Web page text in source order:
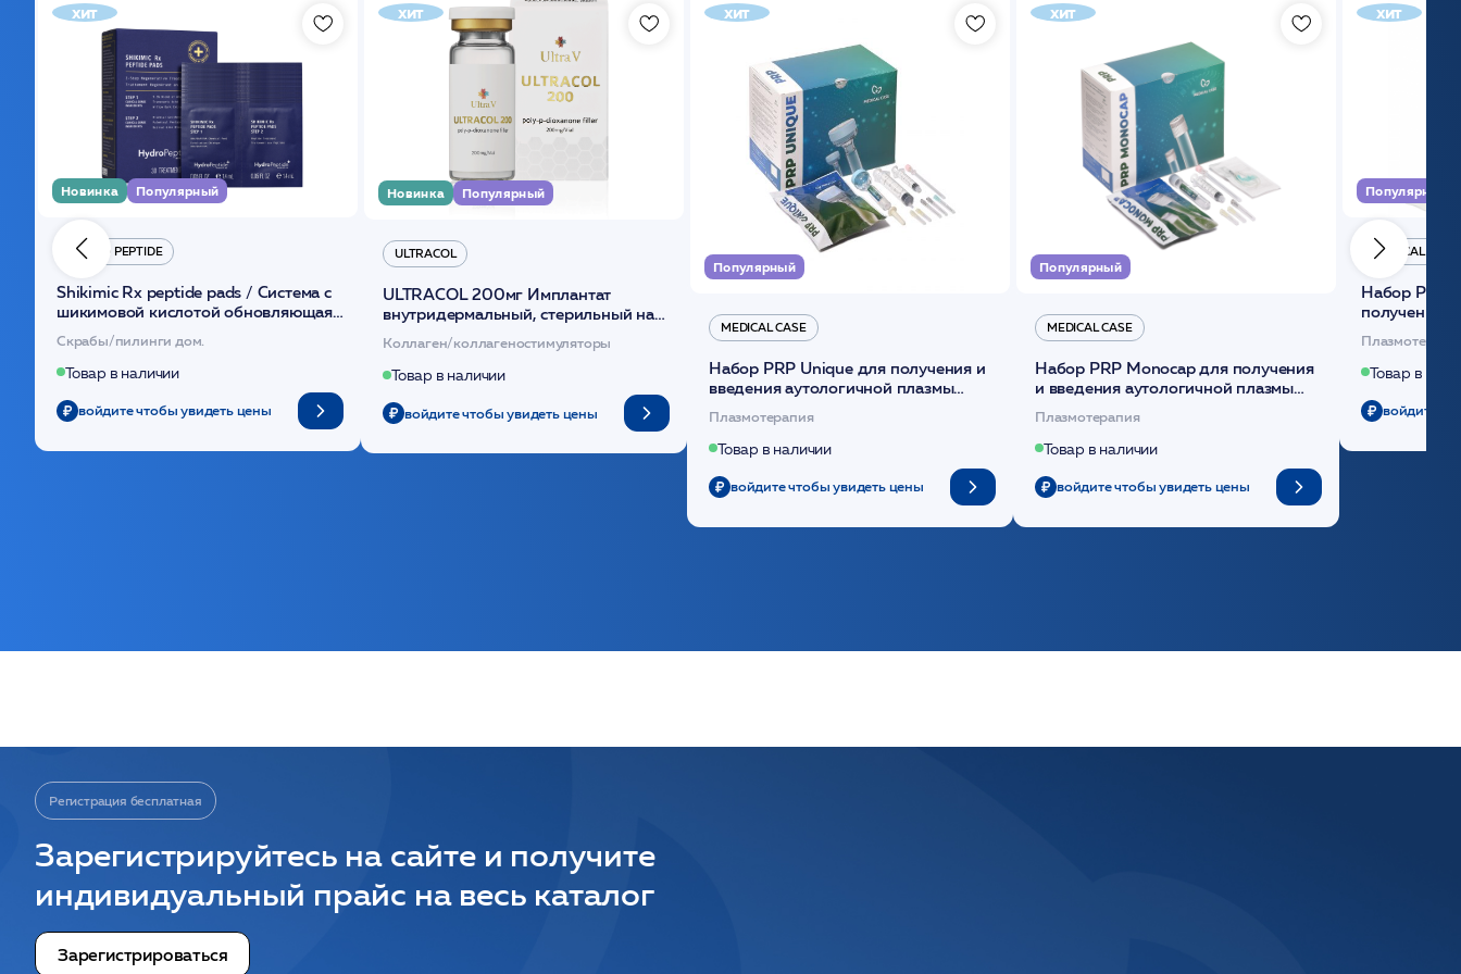
хит
Новинка Популярный
HYDRO PEPTIDE
Shikimic Rx peptide pads / Cистема с
шикимовой кислотой обновляющая
(30шт) /HP
Скрабы/пилинги дом.
Товар в наличии
войдите чтобы увидеть цены
хит
Новинка Популярный
ULTRACOL
ULTRACOL 200мг Имплантат
внутридермальный, стерильный на
основе полидиоксанона /ULTRACOL
Коллаген/коллагеностимуляторы
Товар в наличии
войдите чтобы увидеть цены
хит
Популярный
MEDICAL CASE
Набор PRP Unique для получения и
введения аутологичной плазмы
(саше 1шт)/Medical Case
Плазмотерапия
Товар в наличии
войдите чтобы увидеть цены
хит
Популярный
MEDICAL CASE
Набор PRP Monocap для получения
и введения аутологичной плазмы
(саше 1шт)/Medical Case
Плазмотерапия
Товар в наличии
войдите чтобы увидеть цены
хит
Популярный
MEDICAL CASE
Набор Plasmoactive Стандарт для
получения
плазмы
Товар в
войдите
Регистрация бесплатная
Зарегистрируйтесь на сайте и получите
индивидуальный прайс на весь каталог
Зарегистрироваться